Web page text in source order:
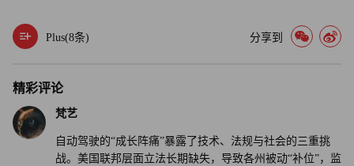
审校：汪皓
Plus(8条) 分享到
精彩评论
梵艺
自动驾驶的“成长阵痛”暴露了技术、法规与社会的三重挑
战。美国联邦层面立法长期缺失，导致各州被动“补位”，监